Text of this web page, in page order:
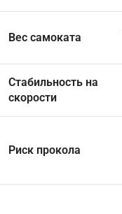
Вес самоката
Стабильность на
скорости
Риск прокола